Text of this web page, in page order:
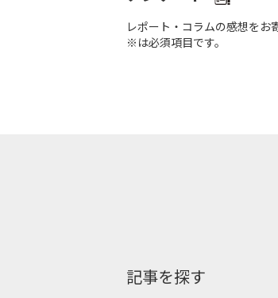
レポート・コラムの感想をお
※は必須項目です。
記事を探す